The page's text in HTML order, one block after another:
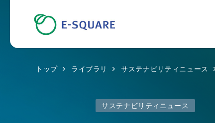
トップ ライブラリ サステナビリティニュース
サステナビリティニュース